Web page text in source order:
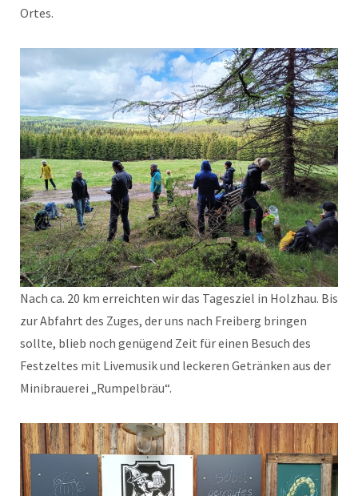
Ortes.
Nach ca. 20 km erreichten wir das Tagesziel in Holzhau. Bis
zur Abfahrt des Zuges, der uns nach Freiberg bringen
sollte, blieb noch genügend Zeit für einen Besuch des
Festzeltes mit Livemusik und leckeren Getränken aus der
Minibrauerei „Rumpelbräu“.